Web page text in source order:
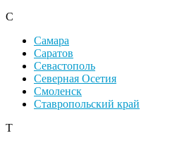
С
Самара
Саратов
Севастополь
Северная Осетия
Смоленск
Ставропольский край
Т